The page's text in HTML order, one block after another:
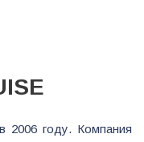
2006 году. Компания